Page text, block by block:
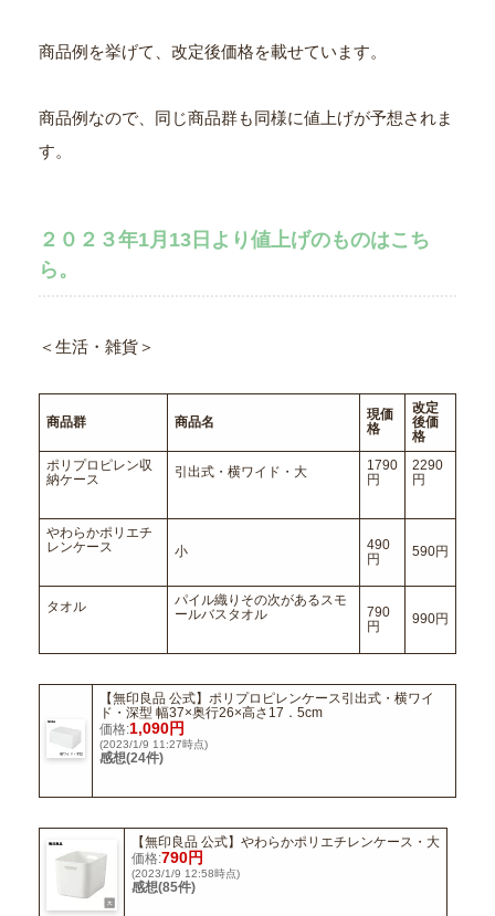
商品例を挙げて、改定後価格を載せています。
商品例なので、同じ商品群も同様に値上げが予想されま
す。
２０２３年1月13日より値上げのものはこち
ら。
＜生活・雑貨＞
商品群 商品名
現価
格
改定
後価
格
ポリプロピレン収
納ケース
引出式・横ワイド・大
1790
円
2290
円
やわらかポリエチ
レンケース
小
490
円
590円
タオル
パイル織りその次があるスモ
ールバスタオル
790
円
990円
【無印良品 公式】ポリプロピレンケース引出式・横ワイ
ド・深型 幅37×奥行26×高さ17．5cm
価格:1,090円
(2023/1/9 11:27時点)
感想(24件)
【無印良品 公式】やわらかポリエチレンケース・大
価格:790円
(2023/1/9 12:58時点)
感想(85件)